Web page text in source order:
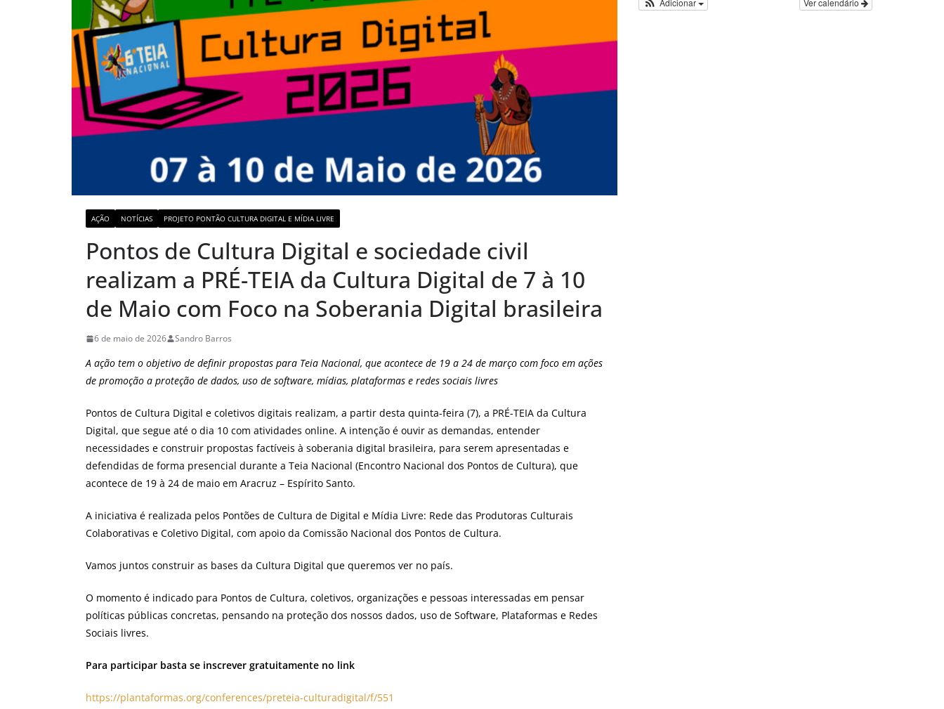
AÇÃO NOTÍCIAS PROJETO PONTÃO CULTURA DIGITAL E MÍDIA LIVRE
Pontos de Cultura Digital e sociedade civil
realizam a PRÉ-TEIA da Cultura Digital de 7 à 10
de Maio com Foco na Soberania Digital brasileira
6 de maio de 2026 Sandro Barros
A ação tem o objetivo de definir propostas para Teia Nacional, que acontece de 19 a 24 de março com foco em ações
de promoção a proteção de dados, uso de software, mídias, plataformas e redes sociais livres
Pontos de Cultura Digital e coletivos digitais realizam, a partir desta quinta-feira (7), a PRÉ-TEIA da Cultura
Digital, que segue até o dia 10 com atividades online. A intenção é ouvir as demandas, entender
necessidades e construir propostas factíveis à soberania digital brasileira, para serem apresentadas e
defendidas de forma presencial durante a Teia Nacional (Encontro Nacional dos Pontos de Cultura), que
acontece de 19 à 24 de maio em Aracruz – Espírito Santo.
A iniciativa é realizada pelos Pontões de Cultura de Digital e Mídia Livre: Rede das Produtoras Culturais
Colaborativas e Coletivo Digital, com apoio da Comissão Nacional dos Pontos de Cultura.
Vamos juntos construir as bases da Cultura Digital que queremos ver no país.
O momento é indicado para Pontos de Cultura, coletivos, organizações e pessoas interessadas em pensar
políticas públicas concretas, pensando na proteção dos nossos dados, uso de Software, Plataformas e Redes
Sociais livres.
Para participar basta se inscrever gratuitamente no link
https://plantaformas.org/conferences/preteia-culturadigital/f/551
g
Ver calendário
Adicionar